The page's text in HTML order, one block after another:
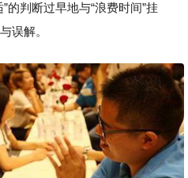
的判断过早地与“浪费时间”挂
误解。